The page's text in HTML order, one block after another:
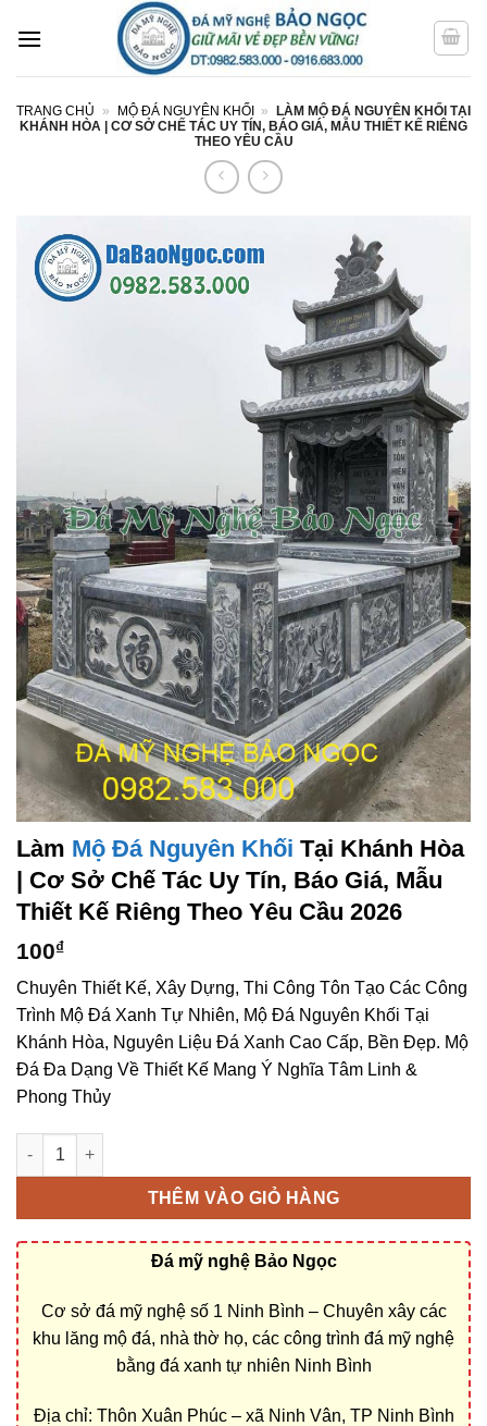
qua
TRANG CHỦ » MỘ ĐÁ NGUYÊN KHỐI »
LÀM MỘ ĐÁ NGUYÊN KHỐI TẠI
KHÁNH HÒA | CƠ SỞ CHẾ TÁC UY TÍN, BÁO GIÁ, MẪU THIẾT KẾ RIÊNG
THEO YÊU CẦU
Làm Mộ Đá Nguyên Khối Tại Khánh Hòa
| Cơ Sở Chế Tác Uy Tín, Báo Giá, Mẫu
Thiết Kế Riêng Theo Yêu Cầu 2026
100₫
Chuyên Thiết Kế, Xây Dựng, Thi Công Tôn Tạo Các Công
Trình Mộ Đá Xanh Tự Nhiên, Mộ Đá Nguyên Khối Tại
Khánh Hòa, Nguyên Liệu Đá Xanh Cao Cấp, Bền Đẹp. Mộ
Đá Đa Dạng Về Thiết Kế Mang Ý Nghĩa Tâm Linh &
Phong Thủy
Làm mộ đá nguyên khối tại Khánh Hòa | Cơ sở chế tác uy
THÊM VÀO GIỎ HÀNG
Đá mỹ nghệ Bảo Ngọc
Cơ sở đá mỹ nghệ số 1 Ninh Bình – Chuyên xây các
khu lăng mộ đá, nhà thờ họ, các công trình đá mỹ nghệ
bằng đá xanh tự nhiên Ninh Bình
Địa chỉ: Thôn Xuân Phúc – xã Ninh Vân, TP Ninh Bình